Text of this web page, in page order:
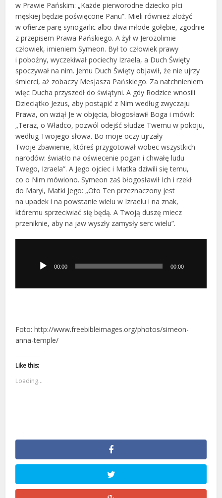
w Prawie Pańskim: „Każde pierworodne dziecko płci
męskiej będzie poświęcone Panu”. Mieli również złożyć
w ofierze parę synogarlic albo dwa młode gołębie, zgodnie
z przepisem Prawa Pańskiego. A żył w Jerozolimie
człowiek, imieniem Symeon. Był to człowiek prawy
i pobożny, wyczekiwał pociechy Izraela, a Duch Święty
spoczywał na nim. Jemu Duch Święty objawił, że nie ujrzy
śmierci, aż zobaczy Mesjasza Pańskiego. Za natchnieniem
więc Ducha przyszedł do świątyni. A gdy Rodzice wnosili
Dzieciątko Jezus, aby postąpić z Nim według zwyczaju
Prawa, on wziął Je w objęcia, błogosławił Boga i mówił:
„Teraz, o Władco, pozwól odejść słudze Twemu w pokoju,
według Twojego słowa. Bo moje oczy ujrzały
Twoje zbawienie, któreś przygotował wobec wszystkich
narodów: światło na oświecenie pogan i chwałę ludu
Twego, Izraela”. A Jego ojciec i Matka dziwili się temu,
co o Nim mówiono. Symeon zaś błogosławił Ich i rzekł
do Maryi, Matki Jego: „Oto Ten przeznaczony jest
na upadek i na powstanie wielu w Izraelu i na znak,
któremu sprzeciwiać się będą. A Twoją duszę miecz
przeniknie, aby na jaw wyszły zamysły serc wielu”.
dźwiękowych00:00 00:00
Foto: http://www.freebibleimages.org/photos/simeon-
anna-temple/
Like this:
Loading...